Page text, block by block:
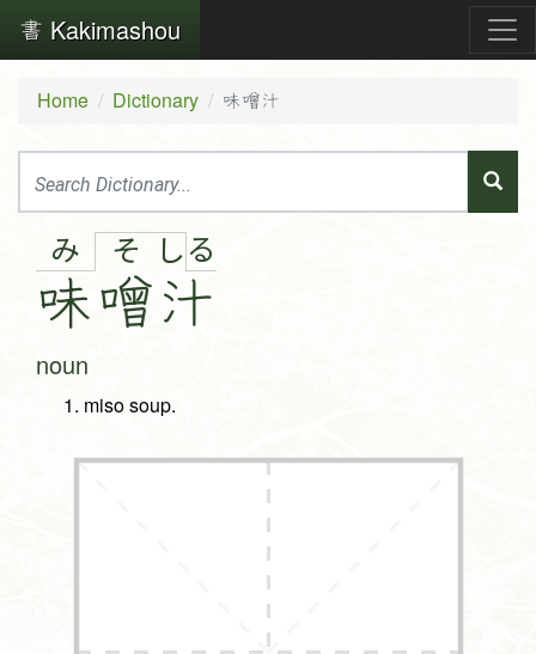
Kakimashou
Home Dictionary 味噌汁
み
味
そ
噌
しる
汁
noun
miso soup.